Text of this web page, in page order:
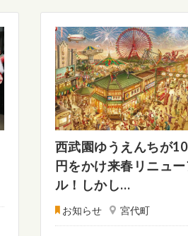
西武園ゆうえんちが
円をかけ来春リニュ
ル！しかし…
お知らせ 宮代町